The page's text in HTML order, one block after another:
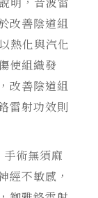
改善陰道組
熱化與汽化
使組織發
改善陰道組
雷射功效則
術無須麻
經不敏感，